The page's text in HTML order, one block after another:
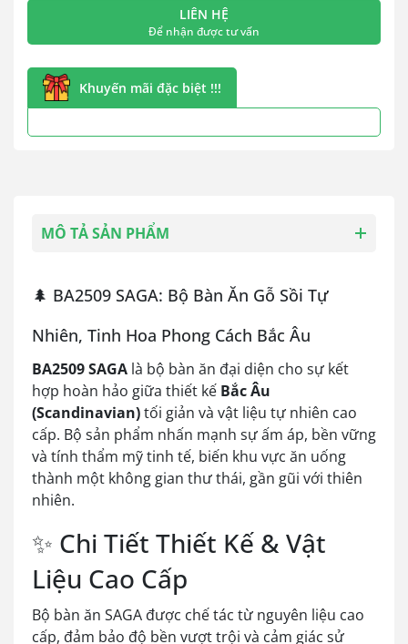
LIÊN HỆ
Để nhận được tư vấn
Khuyến mãi đặc biệt !!!
MÔ TẢ SẢN PHẨM
🌲 BA2509 SAGA: Bộ Bàn Ăn Gỗ Sồi Tự
Nhiên, Tinh Hoa Phong Cách Bắc Âu
BA2509 SAGA là bộ bàn ăn đại diện cho sự kết
hợp hoàn hảo giữa thiết kế Bắc Âu
(Scandinavian)tối giản và vật liệu tự nhiên cao
cấp. Bộ sản phẩm nhấn mạnh sự ấm áp, bền vững
và tính thẩm mỹ tinh tế, biến khu vực ăn uống
thành một không gian thư thái, gần gũi với thiên
nhiên.
✨ Chi Tiết Thiết Kế & Vật
Liệu Cao Cấp
Bộ bàn ăn SAGA được chế tác từ nguyên liệu cao
cấp, đảm bảo độ bền vượt trội và cảm giác sử